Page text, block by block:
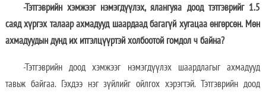
-Тэтгэврийн хэмжээг нэмэгдүүлэх, ялангуяа доод тэтгэврийг 1.5
саяд хүргэх талаар ахмадууд шаардаад багагүй хугацаа өнгөрсөн. Мөн
ахмадуудын дунд их итгэлцүүртэй холбоотой гомдол ч байна?
-Тэтгэврийн доод хэмжээг нэмэгдүүлэх шаардлагыг ахмадууд
тавьж байгаа. Гэхдээ нэг зүйлийг ойлгох хэрэгтэй. Тэтгэврийн доод